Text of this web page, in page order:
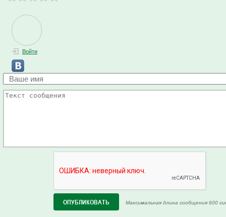
Войти
Максимальная длина сообщения 600